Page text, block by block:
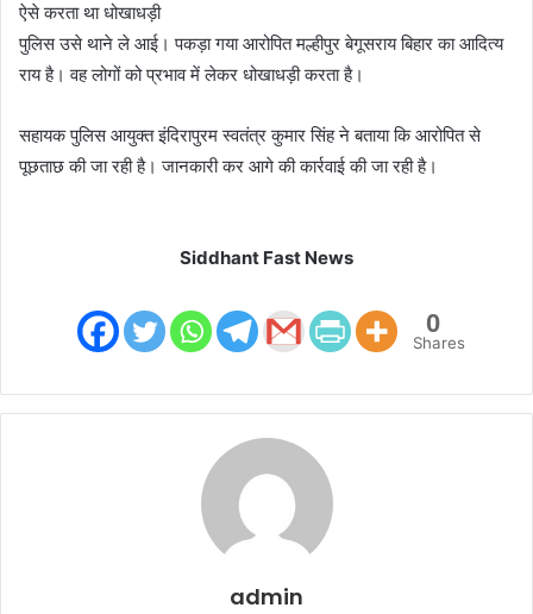
ऐसे करता था धोखाधड़ी
पुलिस उसे थाने ले आई। पकड़ा गया आरोपित मल्हीपुर बेगूसराय बिहार का आदित्य
राय है। वह लोगों को प्रभाव में लेकर धोखाधड़ी करता है।
सहायक पुलिस आयुक्त इंदिरापुरम स्वतंत्र कुमार सिंह ने बताया कि आरोपित से
पूछताछ की जा रही है। जानकारी कर आगे की कार्रवाई की जा रही है।
Siddhant Fast News
0
Shares
admin